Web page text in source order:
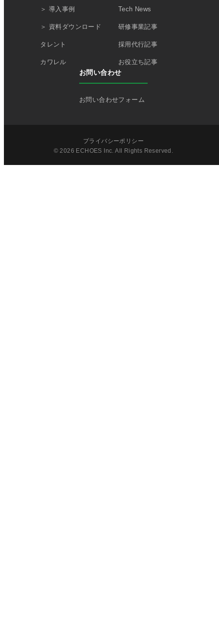
＞ 導入事例
＞ 資料ダウンロード
タレント
カワレル
Tech News
研修事業記事
採用代行記事
お役立ち記事
お問い合わせ
お問い合わせフォーム
プライバシーポリシー
© 2026 ECHOES Inc. All Rights Reserved.